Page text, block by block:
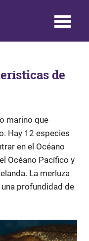
de
marino que
Hay 12 especies
en el Océano
Océano Pacífico y
La merluza
profundidad de